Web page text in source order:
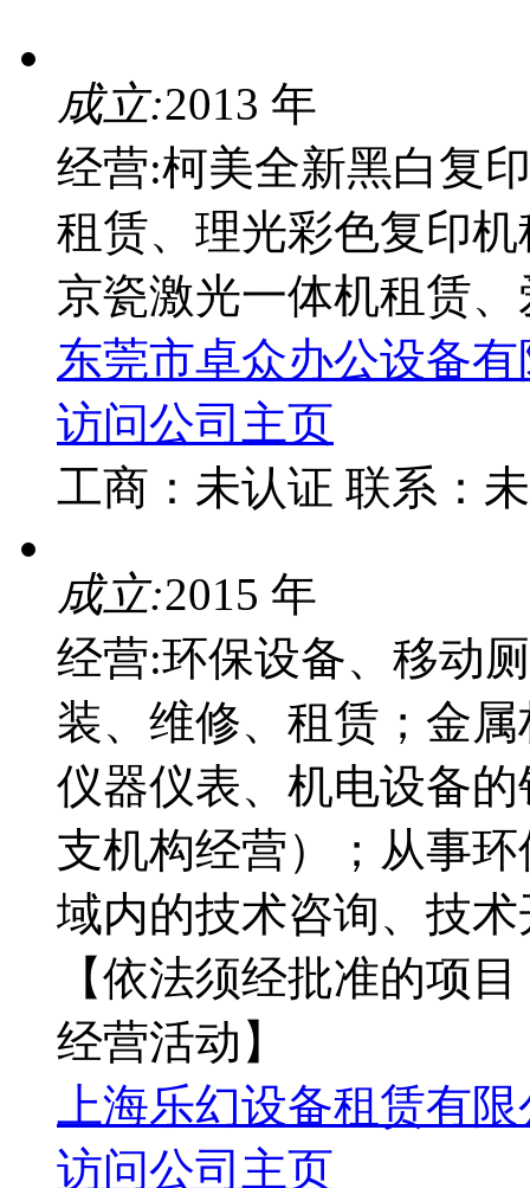
成立:2013 年
经营:柯美全新黑白复
租赁、理光彩色复印
京瓷激光一体机租赁
东莞市卓众办公设备
访问公司主页
工商： 未认证 联系：
成立:2015 年
经营:环保设备、移动
装、维修、租赁；金
仪器仪表、机电设备
支机构经营）；从事
域内的技术咨询、技
【依法须经批准的项
经营活动】
上海乐幻设备租赁有
访问公司主页